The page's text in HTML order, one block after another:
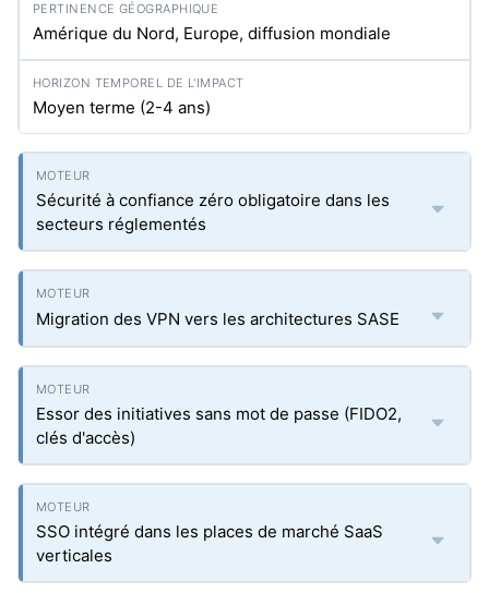
Amérique du Nord, Europe, diffusion mondiale
Moyen terme (2-4 ans)
Sécurité à confiance zéro obligatoire dans les
secteurs réglementés
Migration des VPN vers les architectures SASE
Essor des initiatives sans mot de passe (FIDO2,
clés d'accès)
SSO intégré dans les places de marché SaaS
verticales